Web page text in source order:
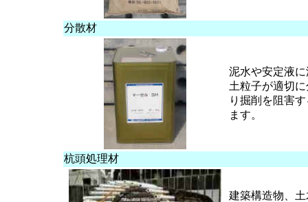
分散材
泥水や安定液
土粒子が適切
り掘削を阻害
ます。
杭頭処理材
建築構造物、